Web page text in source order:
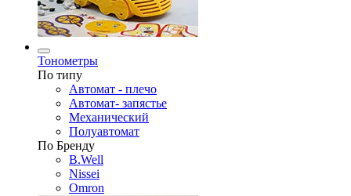
Тонометры
По типу
Автомат - плечо
Автомат- запястье
Механический
Полуавтомат
По Бренду
B.Well
Nissei
Omron